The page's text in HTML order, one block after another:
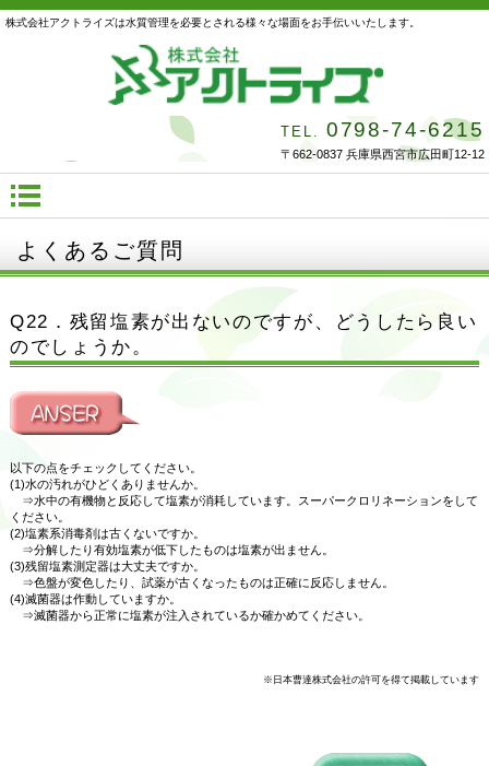
株式会社アクトライズは水質管理を必要とされる様々な場面をお手伝いいたします。
TEL. 0798-74-6215
〒662-0837 兵庫県西宮市広田町12-12
よくあるご質問
Q22．残留塩素が出ないのですが、どうしたら良い
のでしょうか。
以下の点をチェックしてください。
(1)水の汚れがひどくありませんか。
⇒水中の有機物と反応して塩素が消耗しています。スーパークロリネーションをして
ください。
(2)塩素系消毒剤は古くないですか。
⇒分解したり有効塩素が低下したものは塩素が出ません。
(3)残留塩素測定器は大丈夫ですか。
⇒色盤が変色したり、試薬が古くなったものは正確に反応しません。
(4)滅菌器は作動していますか。
⇒滅菌器から正常に塩素が注入されているか確かめてください。
※日本曹達株式会社の許可を得て掲載しています